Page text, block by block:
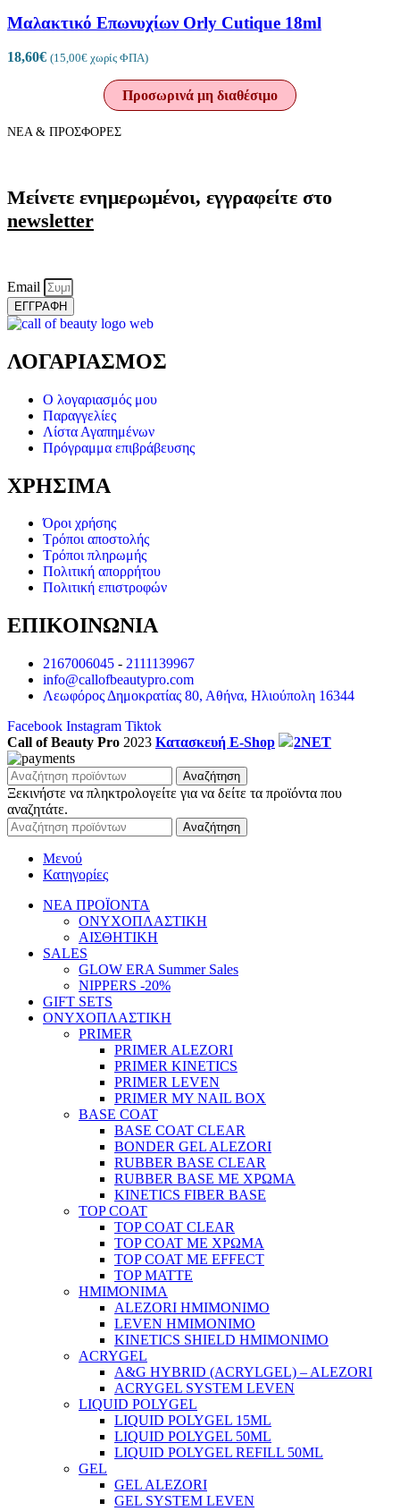
Μαλακτικό Επωνυχίων Orly Cutique 18ml
18,60€ (15,00€ χωρίς ΦΠΑ)
Προσωρινά μη διαθέσιμο
ΝΕΑ & ΠΡΟΣΦΟΡΕΣ
Μείνετε ενημερωμένοι, εγγραφείτε στο
newsletter
Email
ΕΓΓΡΑΦΗ
ΛΟΓΑΡΙΑΣΜΟΣ
Ο λογαριασμός μου
Παραγγελίες
Λίστα Αγαπημένων
Πρόγραμμα επιβράβευσης
ΧΡΗΣΙΜΑ
Όροι χρήσης
Τρόποι αποστολής
Τρόποι πληρωμής
Πολιτική απορρήτου
Πολιτική επιστροφών
ΕΠΙΚΟΙΝΩΝΙΑ
2167006045 - 2111139967
info@callofbeautypro.com
Λεωφόρος Δημοκρατίας 80, Αθήνα, Ηλιούπολη 16344
Facebook Instagram Tiktok
Call of Beauty Pro 2023 Κατασκευή E-Shop 2NET
Αναζήτηση
Ξεκινήστε να πληκτρολογείτε για να δείτε τα προϊόντα που
αναζητάτε.
Αναζήτηση
Μενού
Κατηγορίες
ΝΕΑ ΠΡΟΪΟΝΤΑ
ΟΝΥΧΟΠΛΑΣΤΙΚΗ
ΑΙΣΘΗΤΙΚΗ
SALES
GLOW ERA Summer Sales
NIPPERS -20%
GIFT SETS
ΟΝΥΧΟΠΛΑΣΤΙΚΗ
PRIMER
PRIMER ALEZORI
PRIMER KINETICS
PRIMER LEVEN
PRIMER MY NAIL BOX
BASE COAT
BASE COAT CLEAR
BONDER GEL ALEZORI
RUBBER BASE CLEAR
RUBBER BASE ΜΕ ΧΡΩΜΑ
KINETICS FIBER BASE
TOP COAT
TOP COAT CLEAR
TOP COAT ΜΕ ΧΡΩΜΑ
TOP COAT ΜΕ EFFECT
TOP MATTE
ΗΜΙΜΟΝΙΜΑ
ALEZORI ΗΜΙΜΟΝΙΜΟ
LEVEN ΗΜΙΜΟΝΙΜΟ
KINETICS SHIELD ΗΜΙΜΟΝΙΜΟ
ACRYGEL
A&G HYBRID (ACRYLGEL) – ALEZORI
ACRYGEL SYSTEM LEVEN
LIQUID POLYGEL
LIQUID POLYGEL 15ML
LIQUID POLYGEL 50ML
LIQUID POLYGEL REFILL 50ML
GEL
GEL ALEZORI
GEL SYSTEM LEVEN